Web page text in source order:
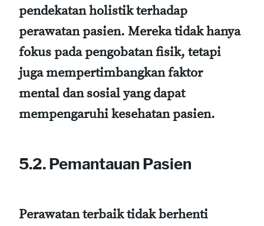
pendekatan holistik terhadap
perawatan pasien. Mereka tidak hanya
fokus pada pengobatan fisik, tetapi
juga mempertimbangkan faktor
mental dan sosial yang dapat
mempengaruhi kesehatan pasien.
5.2. Pemantauan Pasien
Perawatan terbaik tidak berhenti